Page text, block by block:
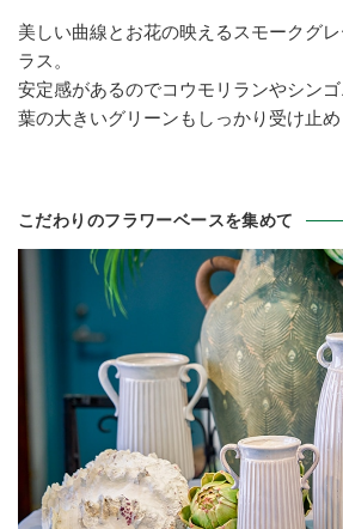
美しい曲線とお花の映えるスモークグ
ラス。
安定感があるのでコウモリランやシン
葉の大きいグリーンもしっかり受け止め
こだわりのフラワーベースを集めて